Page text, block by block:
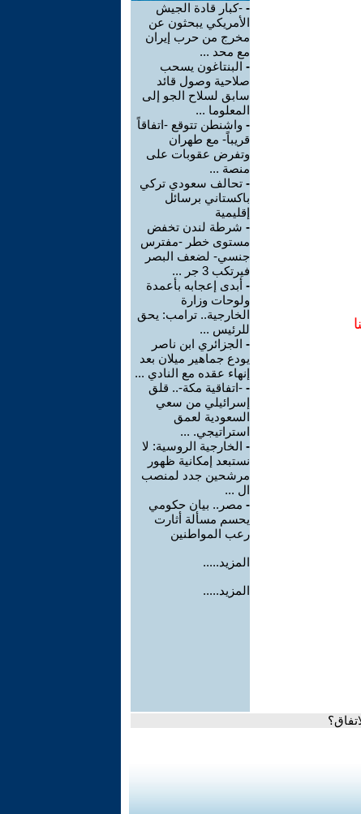
- -كبار قادة الجيش
الأمريكي يبحثون عن
مخرج من حرب إيران
مع محد ...
- البنتاغون يسحب
صلاحية وصول قائد
سابق لسلاح الجو إلى
المعلوما ...
- واشنطن تتوقع -اتفاقاً
قريباً- مع طهران
وتفرض عقوبات على
منصة ...
- تحالف سعودي تركي
باكستاني برسائل
إقليمية
- شرطة لندن تخفض
مستوى خطر -مفترس
جنسي- لضعف البصر
فيرتكب 3 جر ...
- أبدى إعجابه بأعمدة
ولوحات وزارة
الخارجية.. ترامب: يحق
للرئيس ...
- الجزائري ابن ناصر
يودع جماهير ميلان بعد
إنهاء عقده مع النادي ...
- -اتفاقية مكة-.. قلق
إسرائيلي من سعي
السعودية لعمق
استراتيجي. ...
- الخارجية الروسية: لا
نستبعد إمكانية ظهور
مرشحين جدد لمنصب
ال ...
- مصر.. بيان حكومي
يحسم مسألة أثارت
رعب المواطنين
المزيد.....
المزيد.....